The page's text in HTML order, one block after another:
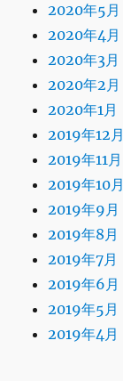
2020年5月
2020年4月
2020年3月
2020年2月
2020年1月
2019年12月
2019年11月
2019年10月
2019年9月
2019年8月
2019年7月
2019年6月
2019年5月
2019年4月